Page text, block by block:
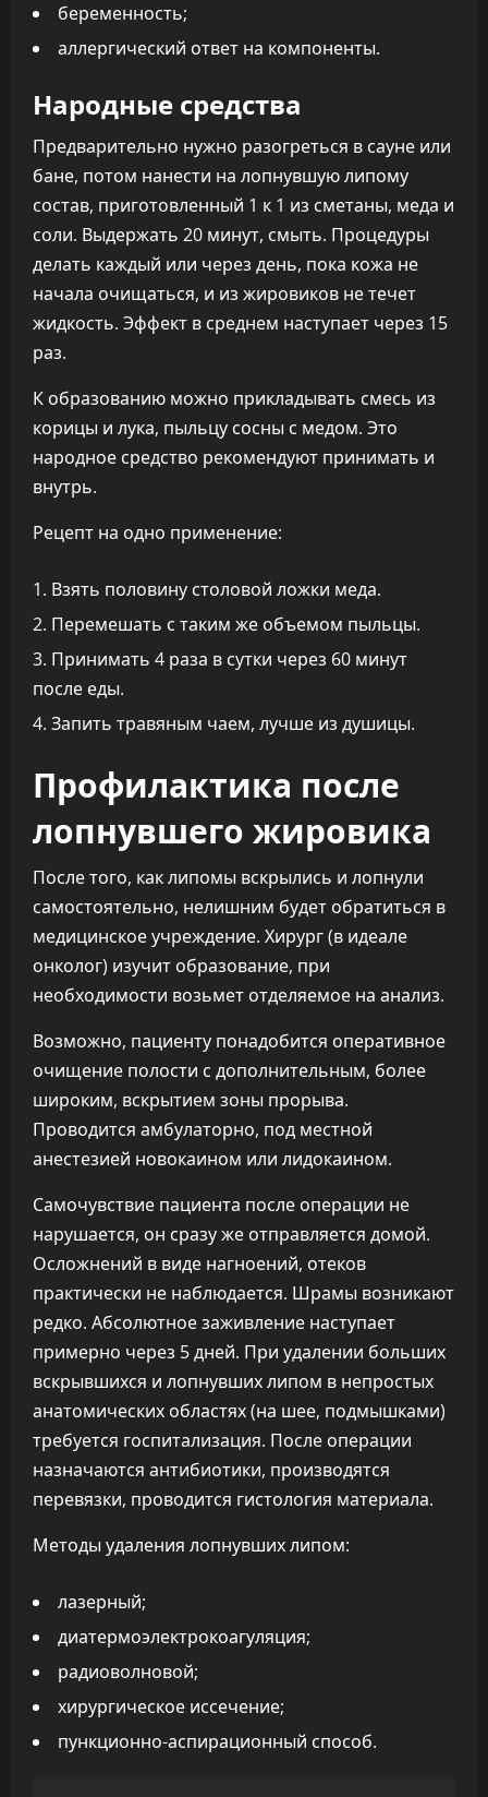
беременность;
аллергический ответ на компоненты.
Народные средства
Предварительно нужно разогреться в сауне или
бане, потом нанести на лопнувшую липому
состав, приготовленный 1 к 1 из сметаны, меда и
соли. Выдержать 20 минут, смыть. Процедуры
делать каждый или через день, пока кожа не
начала очищаться, и из жировиков не течет
жидкость. Эффект в среднем наступает через 15
раз.
К образованию можно прикладывать смесь из
корицы и лука, пыльцу сосны с медом. Это
народное средство рекомендуют принимать и
внутрь.
Рецепт на одно применение:
Взять половину столовой ложки меда.
Перемешать с таким же объемом пыльцы.
Принимать 4 раза в сутки через 60 минут
после еды.
Запить травяным чаем, лучше из душицы.
Профилактика после
лопнувшего жировика
После того, как липомы вскрылись и лопнули
самостоятельно, нелишним будет обратиться в
медицинское учреждение. Хирург (в идеале
онколог) изучит образование, при
необходимости возьмет отделяемое на анализ.
Возможно, пациенту понадобится оперативное
очищение полости с дополнительным, более
широким, вскрытием зоны прорыва.
Проводится амбулаторно, под местной
анестезией новокаином или лидокаином.
Самочувствие пациента после операции не
нарушается, он сразу же отправляется домой.
Осложнений в виде нагноений, отеков
практически не наблюдается. Шрамы возникают
редко. Абсолютное заживление наступает
примерно через 5 дней. При удалении больших
вскрывшихся и лопнувших липом в непростых
анатомических областях (на шее, подмышками)
требуется госпитализация. После операции
назначаются антибиотики, производятся
перевязки, проводится гистология материала.
Методы удаления лопнувших липом:
лазерный;
диатермоэлектрокоагуляция;
радиоволновой;
хирургическое иссечение;
пункционно-аспирационный способ.